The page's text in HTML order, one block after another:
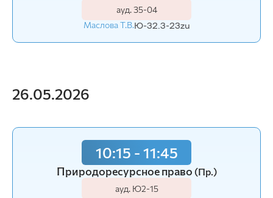
ауд. З5-04
Маслова Т.В.Ю-32.3-23zu
26.05.2026
10:15 - 11:45
Природоресурсное право (Пр.)
ауд. Ю2-15